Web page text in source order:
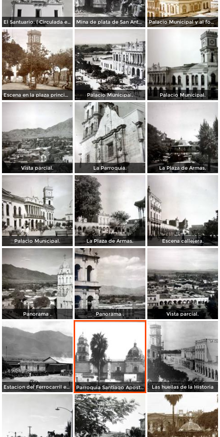
El Santuario. ( Circulada el 28 de Diciembre de 1964 ). Mina de plata de San Antonio ( Circulada el 25 de Junio de 1908 ). Palacio Municipal y al fondo el Ingenio azucarero. Ameca Jalisco
Escena en la plaza principal. Palacio Municipal. Palacio Municipal.
Vista parcial. La Parroquia. La Plaza de Armas.
Palacio Municipal. La Plaza de Armas. Escena callejera.
Panorama . Panorama . Vista parcial.
Estacion del Ferrocarril en Ameca Jalisco Parroquia Santiago Apostol Las huellas de la Historia